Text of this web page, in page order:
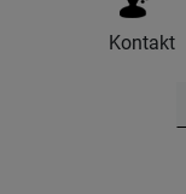
Kontakt